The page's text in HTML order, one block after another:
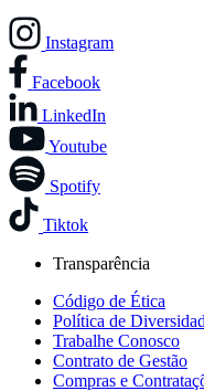
Instagram
Facebook
LinkedIn
Youtube
Spotify
Tiktok
Transparência
Código de Ética
Política de
Trabalhe Conosco
Contrato de Gestão
Compras e